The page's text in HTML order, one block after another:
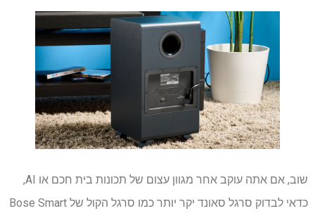
שוב, אם אתה עוקב אחר מגוון עצום של תכונות בית חכם או AI,
כדאי לבדוק סרגל סאונד יקר יותר כמו סרגל הקול של Bose Smart